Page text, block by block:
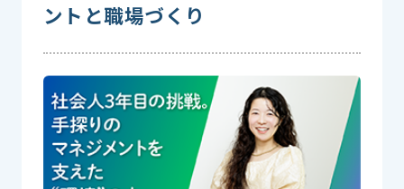
ントと職場づくり